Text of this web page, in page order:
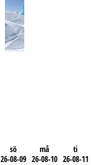
sö
26-08-09
må
26-08-10
ti
26-08-11